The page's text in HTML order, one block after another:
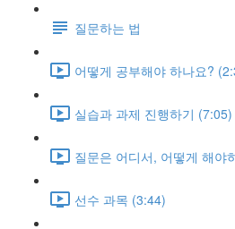
질문하는 법
어떻게 공부해야 하나요?
실습과 과제 진행하기 (7:05)
질문은 어디서, 어떻게 해야
선수 과목 (3:44)